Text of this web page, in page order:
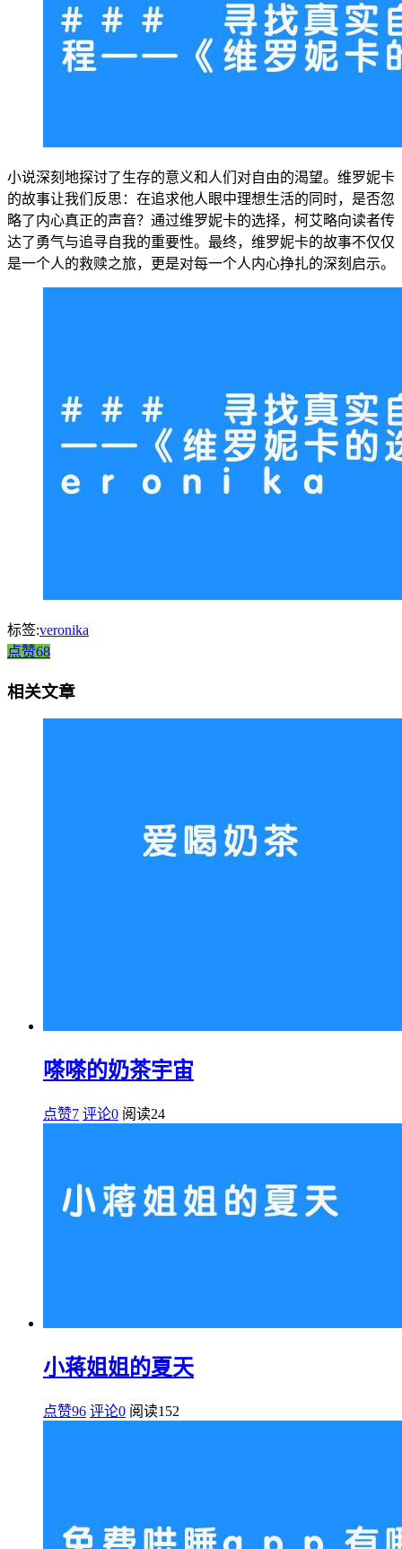
小说深刻地探讨了生存的意义和人们对自由的渴望。维罗妮卡
的故事让我们反思：在追求他人眼中理想生活的同时，是否忽
略了内心真正的声音？通过维罗妮卡的选择，柯艾略向读者传
达了勇气与追寻自我的重要性。最终，维罗妮卡的故事不仅仅
是一个人的救赎之旅，更是对每一个人内心挣扎的深刻启示。
标签:veronika
点赞68
相关文章
嗏嗏的奶茶宇宙
点赞7 评论0 阅读24
小蒋姐姐的夏天
点赞96 评论0 阅读152